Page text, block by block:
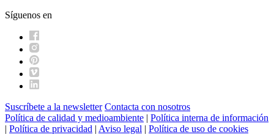
Síguenos en
Suscríbete a la newsletter Contacta con nosotros
Política de calidad y medioambiente | Política interna de información
| Política de privacidad | Aviso legal | Política de uso de cookies